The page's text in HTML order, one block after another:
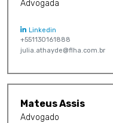
Advogada
Linkedin
+551130161888
julia.athayde@flha.com.br
Mateus Assis
Advogado